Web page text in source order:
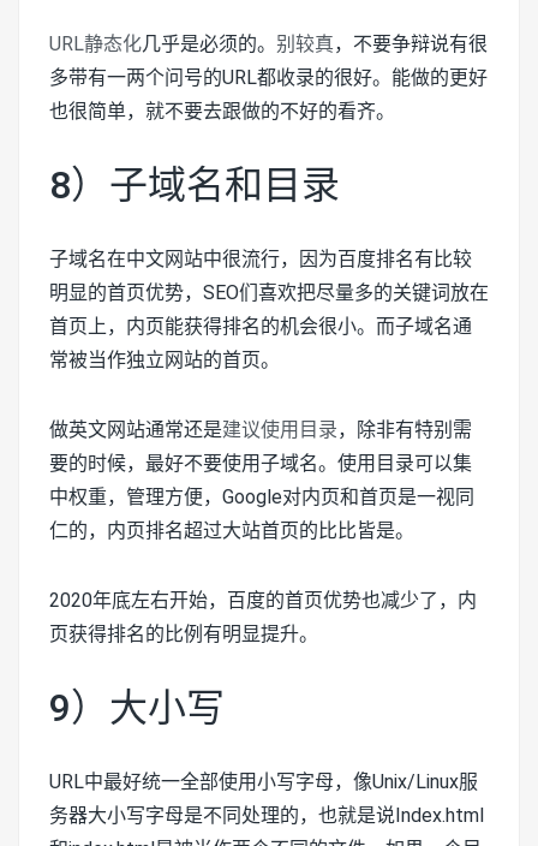
URL静态化几乎是必须的。 别较真，不要争辩说有很
多带有一两个问号的URL都收录的很好。能做的更好
也很简单，就不要去跟做的不好的看齐。
8）子域名和目录
子域名在中文网站中很流行，因为百度排名有比较
明显的首页优势，SEO们喜欢把尽量多的关键词放在
首页上，内页能获得排名的机会很小。而子域名通
常被当作独立网站的首页。
做英文网站通常还是建议使用目录，除非有特别需
要的时候，最好不要使用子域名。使用目录可以集
中权重，管理方便，Google对内页和首页是一视同
仁的，内页排名超过大站首页的比比皆是。
2020年底左右开始，百度的首页优势也减少了，内
页获得排名的比例有明显提升。
9）大小写
URL中最好统一全部使用小写字母，像Unix/Linux服
务器大小写字母是不同处理的，也就是说Index.html